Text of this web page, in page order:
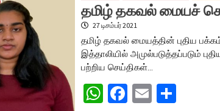
தமிழ் தகவல் மையச்
27 டிசம்பர் 2021
தமிழ் தகவல் மையத்தின் புதிய
இத்தாலியில் அமுல்படுத்தப்படும்
பற்றிய செய்திகள்…
WhatsApp
Facebook
Email